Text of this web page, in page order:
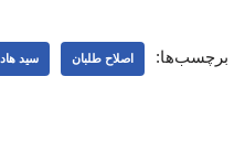
برچسب‌ها: اصلاح طلبان سید